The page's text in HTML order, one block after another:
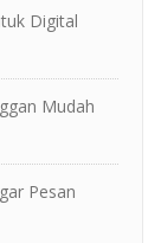
Digital
Mudah
Pesan